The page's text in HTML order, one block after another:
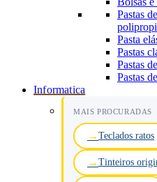
Pastas
Pasta
Pastas
Pastas
Pastas
Informatica
MAIS PROCURADAS
Teclados ratos
Tinteiros